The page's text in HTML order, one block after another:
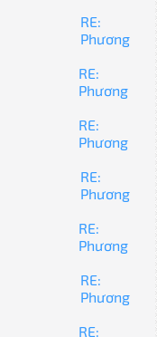
RE:
Phương
RE:
Phương
RE:
Phương
RE:
Phương
RE:
Phương
RE:
Phương
RE: